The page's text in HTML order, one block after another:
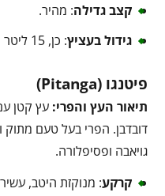
קצב גדילה: מהיר.
גידול בעציץ: כן, 15 ליטר ומעלה
פיטנגו (Pitanga)
תיאור העץ והפרי:עץ קטן
דובדבן. הפרי בעל טעם מתוק
גויאבה ופסיפלורה.
קרקע: מנוקזת היטב,